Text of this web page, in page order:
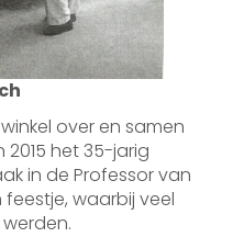
over en samen
2015 het 35-jarig
in de Professor van
waarbij veel